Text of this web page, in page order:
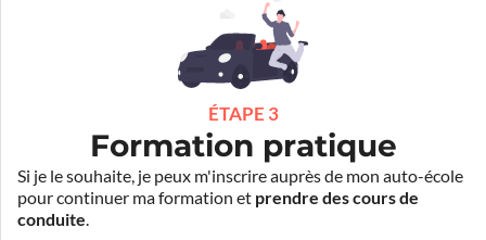
ÉTAPE 3
Formation pratique
Si je le souhaite, je peux m'inscrire auprès de mon auto-école
pour continuer ma formation et prendre des cours de
conduite.